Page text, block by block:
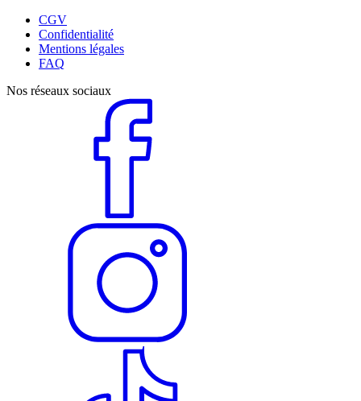
CGV
Confidentialité
Mentions légales
FAQ
Nos réseaux sociaux